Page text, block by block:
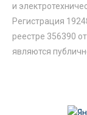
и
Регистрация
реестре 356390
являются